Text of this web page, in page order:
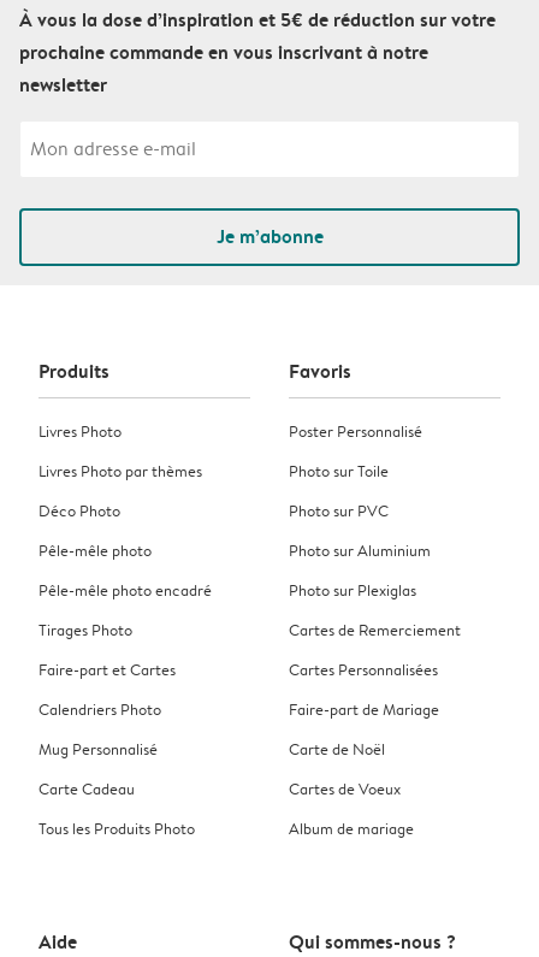
À vous la dose d’inspiration et 5€ de réduction sur votre
prochaine commande en vous inscrivant à notre
newsletter
Je m’abonne
Produits
Livres Photo
Livres Photo par thèmes
Déco Photo
Pêle-mêle photo
Pêle-mêle photo encadré
Tirages Photo
Faire-part et Cartes
Calendriers Photo
Mug Personnalisé
Carte Cadeau
Tous les Produits Photo
Favoris
Poster Personnalisé
Photo sur Toile
Photo sur PVC
Photo sur Aluminium
Photo sur Plexiglas
Cartes de Remerciement
Cartes Personnalisées
Faire-part de Mariage
Carte de Noël
Cartes de Voeux
Album de mariage
Aide Qui sommes-nous ?